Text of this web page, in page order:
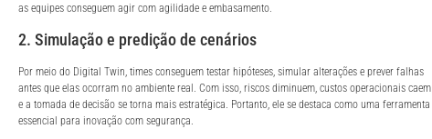
as equipes conseguem agir com agilidade e embasamento.
2. Simulação e predição de cenários
Por meio do Digital Twin, times conseguem testar hipóteses, simular alterações e prever falhas
antes que elas ocorram no ambiente real. Com isso, riscos diminuem, custos operacionais caem
e a tomada de decisão se torna mais estratégica. Portanto, ele se destaca como uma ferramenta
essencial para inovação com segurança.